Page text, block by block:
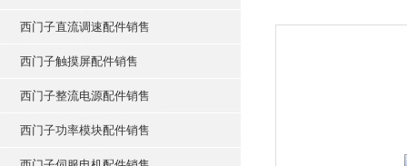
西门子直流调速配件销售
西门子触摸屏配件销售
西门子整流电源配件销售
西门子功率模块配件销售